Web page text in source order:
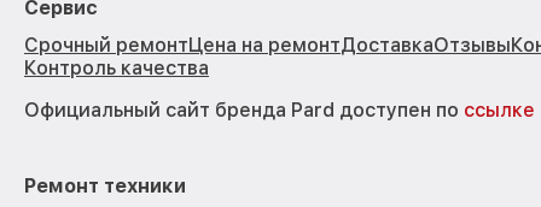
Сервис
Срочный ремонтЦена на ремонтДоставкаОтзывы
Контроль качества
Официальный сайт бренда Pard доступен по ссылке
Ремонт техники